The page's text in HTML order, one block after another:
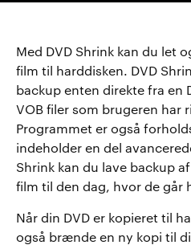
Med DVD Shrink kan du let
film til harddisken. DVD
backup enten direkte fra en
VOB filer som brugeren har
Programmet er også
indeholder en del
Shrink kan du lave backup
film til den dag, hvor de går
Når din DVD er kopieret til
også brænde en ny kopi til